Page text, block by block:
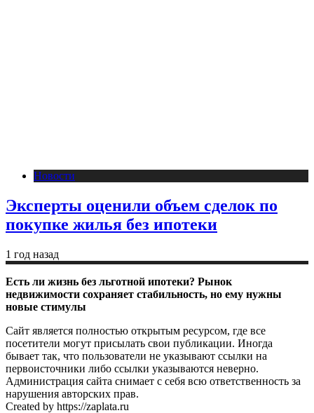
Новости
Эксперты оценили объем сделок по
покупке жилья без ипотеки
1 год назад
Есть ли жизнь без льготной ипотеки? Рынок
недвижимости сохраняет стабильность, но ему нужны
новые стимулы
Сайт является полностью открытым ресурсом, где все
посетители могут присылать свои публикации. Иногда
бывает так, что пользователи не указывают ссылки на
первоисточники либо ссылки указываются неверно.
Администрация сайта снимает с себя всю ответственность за
нарушения авторских прав.
Created by https://zaplata.ru